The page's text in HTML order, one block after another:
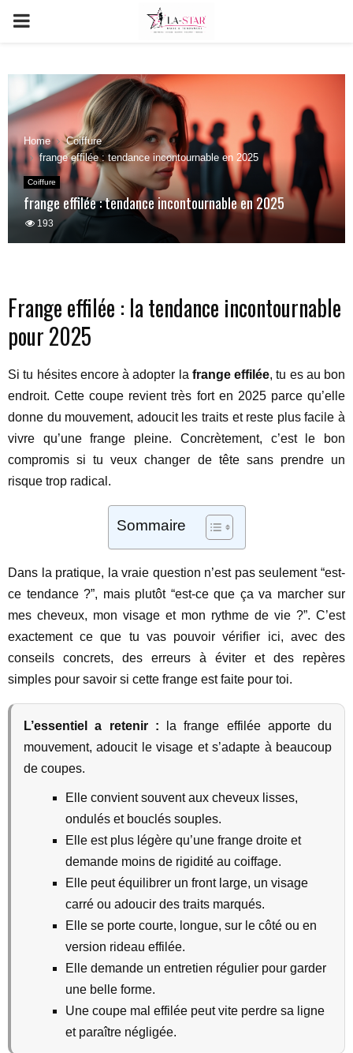
PRIMARY
Home
Coiffure
frange effilée : tendance incontournable en 2025
Coiffure
frange effilée : tendance incontournable en 2025
193
Frange effilée : la tendance incontournable
pour 2025
Si tu hésites encore à adopter la frange effilée, tu es au bon
endroit. Cette coupe revient très fort en 2025 parce qu’elle
donne du mouvement, adoucit les traits et reste plus facile à
vivre qu’une frange pleine. Concrètement, c’est le bon
compromis si tu veux changer de tête sans prendre un
risque trop radical.
Sommaire
Dans la pratique, la vraie question n’est pas seulement “est-
ce tendance ?”, mais plutôt “est-ce que ça va marcher sur
mes cheveux, mon visage et mon rythme de vie ?”. C’est
exactement ce que tu vas pouvoir vérifier ici, avec des
conseils concrets, des erreurs à éviter et des repères
simples pour savoir si cette frange est faite pour toi.
L’essentiel a retenir : la frange effilée apporte du
mouvement, adoucit le visage et s’adapte à beaucoup
de coupes.
Elle convient souvent aux cheveux lisses,
ondulés et bouclés souples.
Elle est plus légère qu’une frange droite et
demande moins de rigidité au coiffage.
Elle peut équilibrer un front large, un visage
carré ou adoucir des traits marqués.
Elle se porte courte, longue, sur le côté ou en
version rideau effilée.
Elle demande un entretien régulier pour garder
une belle forme.
Une coupe mal effilée peut vite perdre sa ligne
et paraître négligée.